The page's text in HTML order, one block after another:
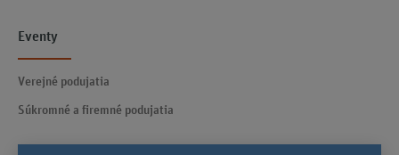
Eventy
Verejné podujatia
Súkromné a firemné podujatia